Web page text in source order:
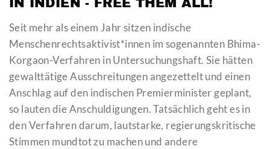
IN INDIEN - FREE THEM ALL!
Seit mehr als einem Jahr sitzen indische
Menschenrechtsaktivist*innen im sogenannten Bhima-
Korgaon-Verfahren in Untersuchungshaft. Sie hätten
gewalttätige Ausschreitungen angezettelt und einen
Anschlag auf den indischen Premierminister geplant,
so lauten die Anschuldigungen. Tatsächlich geht es in
den Verfahren darum, lautstarke, regierungskritische
Stimmen mundtot zu machen und andere